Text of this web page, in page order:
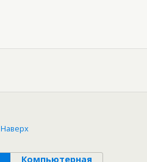
Наверх
Компьютерная